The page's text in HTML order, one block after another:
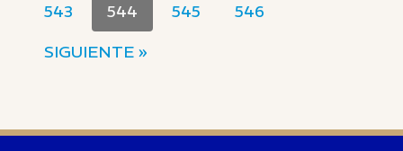
543
544 545
546
SIGUIENTE »